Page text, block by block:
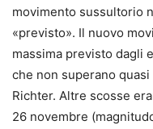
movimento sussultorio
«previsto». Il nuovo
massima previsto dagli
che non superano
Richter. Altre scosse
26 novembre